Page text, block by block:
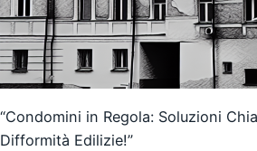
“Condomini in Regola: Soluzioni
Difformità Edilizie!”